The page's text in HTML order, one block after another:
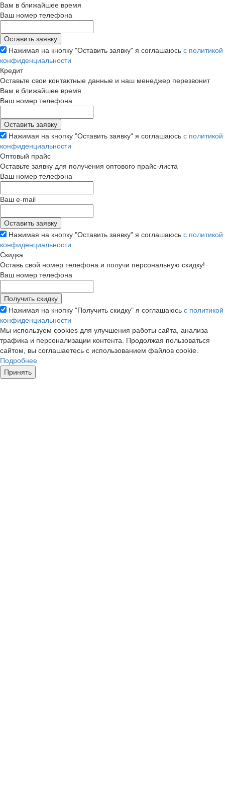
Вам в ближайшее время
Ваш номер телефона
Нажимая на кнопку "Оставить заявку" я соглашаюсь с политикой
конфиденциальности
Кредит
Оставьте свои контактные данные и наш менеджер перезвонит
Вам в ближайшее время
Ваш номер телефона
Нажимая на кнопку "Оставить заявку" я соглашаюсь с политикой
конфиденциальности
Оптовый прайс
Оставьте заявку для получения оптового прайс-листа
Ваш номер телефона
Ваш e-mail
Нажимая на кнопку "Оставить заявку" я соглашаюсь с политикой
конфиденциальности
Скидка
Оставь свой номер телефона и получи персональную скидку!
Ваш номер телефона
Нажимая на кнопку "Получить скидку" я соглашаюсь с политикой
конфиденциальности
Мы используем cookies для улучшения работы сайта, анализа
трафика и персонализации контента. Продолжая пользоваться
сайтом, вы соглашаетесь с использованием файлов cookie.
Подробнее
Принять